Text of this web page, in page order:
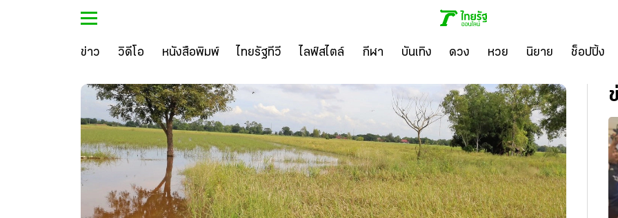
ข่าว วิดีโอ หนังสือพิมพ์ ไทยรัฐทีวี ไลฟ์สไตล์ กีฬา บันเทิง ดวง หวย นิยาย ช็อปปิ้ง